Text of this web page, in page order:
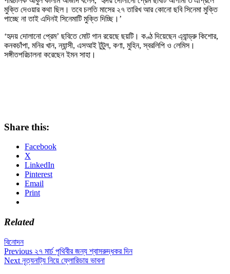
মুক্তি দেওয়ার কথা ছিল। তবে চলতি মাসের ২৭ তারিখ আর কোনো ছবি সিনেমা মুক্তি
পাচ্ছে না তাই এদিনই সিনেমাটি মুক্তি দিচ্ছি।’
‘হৃদয় দোলানো প্রেম’ ছবিতে মোট গান রয়েছে ছয়টি। কণ্ঠ দিয়েছেন এ্যান্ড্রু কিশোর,
কনকচাঁপা, মনির খান, ন্যান্সী, এসআই টুটুল, কণা, মুহিন, স্বরলিপি ও লেমিস।
সঙ্গীতপরিচালনা করেছেন ইমন সাহা।
Share this:
Facebook
X
LinkedIn
Pinterest
Email
Print
Related
বিনোদন
Post
navigation
Previous Previous
post:
২৭ মার্চ পৃথিবীর জন্য শ্বাসরুদ্ধকর দিন
Next Next
নৃত্যনাট্য নিয়ে ফ্লোরিডায় ভাবনা